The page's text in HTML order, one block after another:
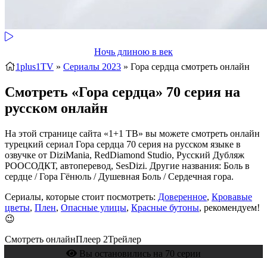
Ночь длиною в век
1plus1TV » Сериалы 2023 » Гора сердца смотреть онлайн
Смотреть «Гора сердца» 70 серия на
русском онлайн
На этой странице сайта «1+1 ТВ» вы можете смотреть онлайн
турецкий сериал Гора сердца 70 серия на русском языке в
озвучке от DiziMania, RedDiamond Studio, Русский Дубляж
РООСОДКТ, автоперевод, SesDizi. Другие названия: Боль в
сердце / Гора Гёнюль / Душевная Боль / Сердечная гора.
Сериалы, которые стоит посмотреть: Доверенное, Кровавые
цветы, Плен, Опасные улицы, Красные бутоны, рекомендуем!
😉
Смотреть онлайнПлеер 2Трейлер
Вы остановились на 70 серии